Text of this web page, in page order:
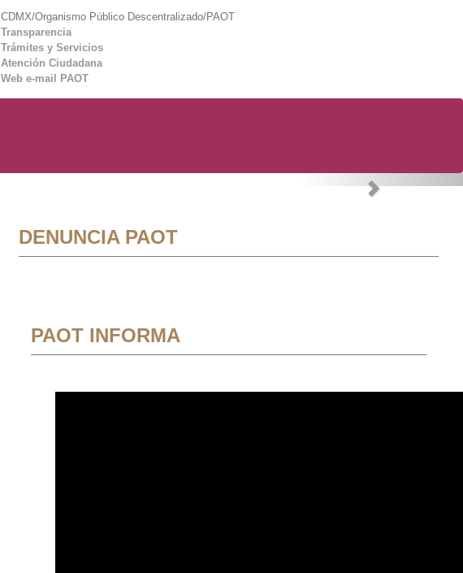
CDMX/Organismo Público Descentralizado/PAOT
Transparencia
Trámites y Servicios
Atención Ciudadana
Web e-mail PAOT
Next
DENUNCIA PAOT
PAOT INFORMA